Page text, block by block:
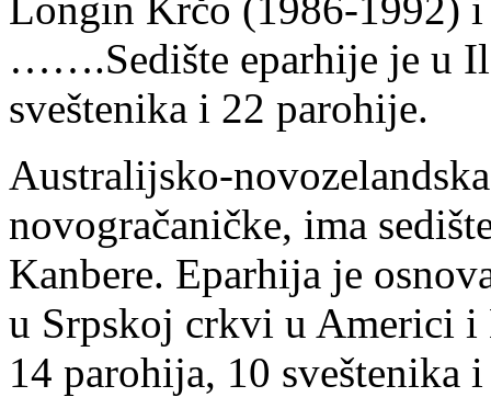
…….Sedište eparhije je u
sveštenika i 22 parohije.
Australijsko-
novogračaničke, ima
Kanbere. Eparhija je
u Srpskoj crkvi u Americi i
14 parohija, 10 sveštenika